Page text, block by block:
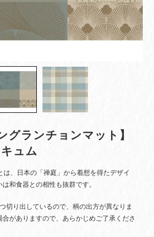
グランチョンマット】
ュム
は、日本の「禅庭」から着想を得たデザイ
和食器との相性も抜群です。
切り出しているので、柄の出方が異なりま
がありますので、あらかじめご了承くださ